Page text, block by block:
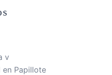
v
en Papillote